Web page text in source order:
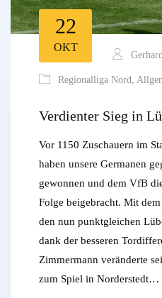
22
OKT
Regionalliga Nord
Verdienter Sieg in
Vor 1150 Zuschauern im
haben unsere Germanen
gewonnen und dem VfB
Folge beigebracht. Mit
den nun punktgleichen
dank der besseren
Zimmermann veränderte
zum Spiel in Norderstedt…